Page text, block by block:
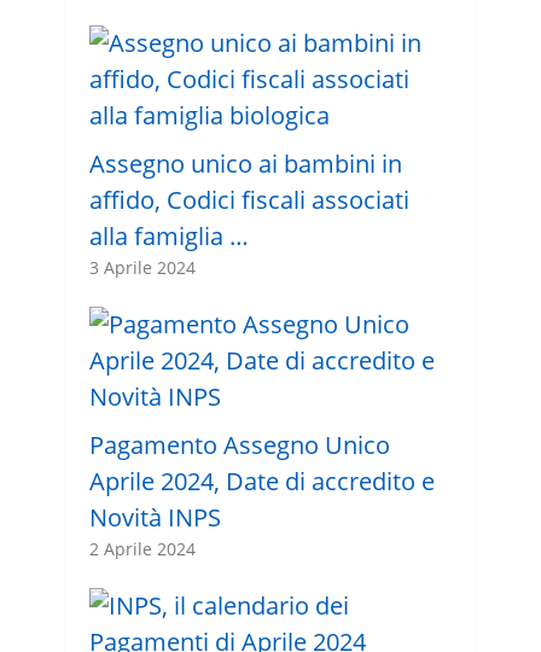
Assegno unico ai bambini in
affido, Codici fiscali associati
alla famiglia …
3 Aprile 2024
Pagamento Assegno Unico
Aprile 2024, Date di accredito e
Novità INPS
2 Aprile 2024